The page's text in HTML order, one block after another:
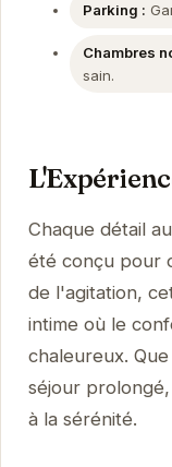
Parking :
Chambres
sain.
Chaque détail
été conçu pour
de l'agitation,
intime où le
chaleureux.
séjour
à la sérénité.